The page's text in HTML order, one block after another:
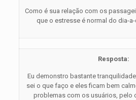
Como é sua relação com os
que o estresse é normal do dia-
Resposta:
Eu demonstro bastante
sei o que faço e eles ficam bem
problemas com os usuários, pelo